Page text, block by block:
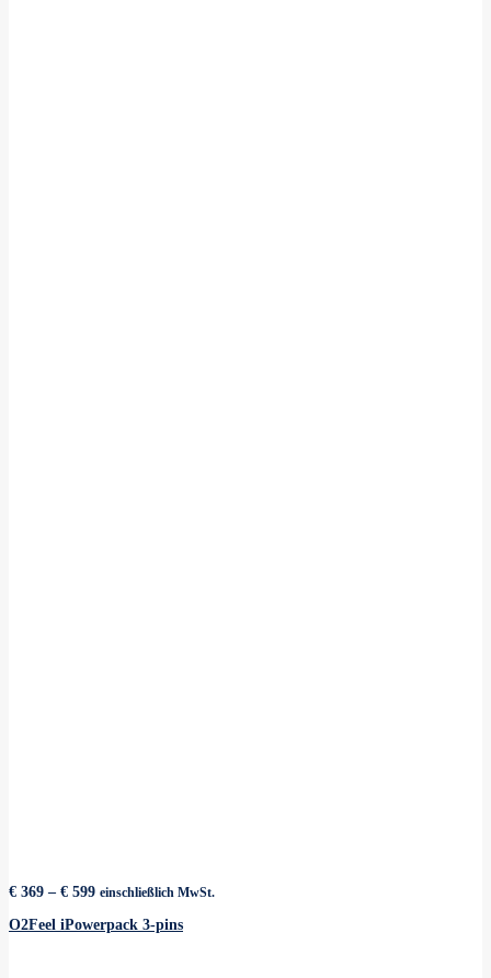
€ 369 – € 599Preisspanne:
bis
einschließlich MwSt.
O2Feel iPowerpack 3-pins